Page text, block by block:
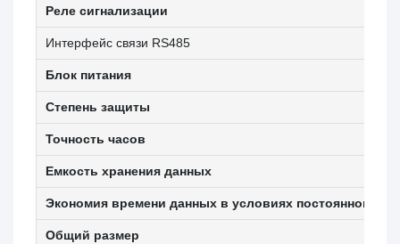
Реле сигнализации
Интерфейс связи RS485
Блок питания
Степень защиты
Точность часов
Емкость хранения данных
Экономия времени данных в условиях постоянного
Общий размер